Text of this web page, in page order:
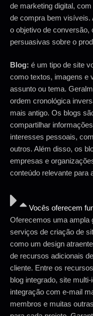
de marketing digital,
de compra bem visíveis.
o objetivo de
persuasivas sobre o
Blog: é um tipo de site
como textos, imagens e
assunto ou tema.
ordem cronológica
mais antigo. Os blogs
compartilhar
interesses pessoais,
outros. Além disso, os
empresas e
conteúdo relevante para
Vocês oferecem
Oferecemos uma ampla
serviços de criação de
como um design
de recursos adicionais
cliente. Entre os
blog integrado, site
integração com e-mail
membros e muitas